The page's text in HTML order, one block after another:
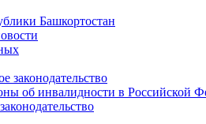
Башкортостан
законодательство
об инвалидности в Российской